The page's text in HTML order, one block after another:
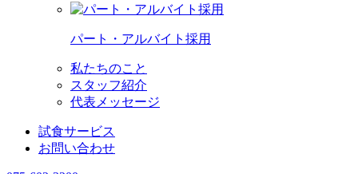
パート・アルバイト採用
私たちのこと
スタッフ紹介
代表メッセージ
試食サービス
お問い合わせ